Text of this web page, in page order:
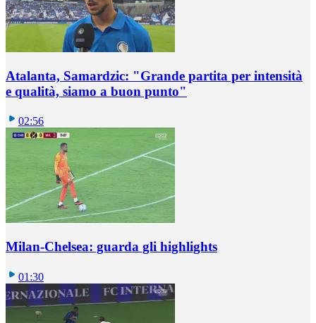
Atalanta, Samardzic: "Grande partita per intensità
e qualità, siamo a buon punto"
02:56
Milan-Chelsea: guarda gli highlights
01:30